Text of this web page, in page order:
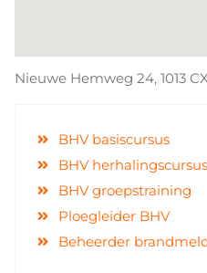
Nieuwe Hemweg 24, 1013
BHV basiscursus
BHV herhalingscursus
BHV groepstraining
Ploegleider BHV
Beheerder